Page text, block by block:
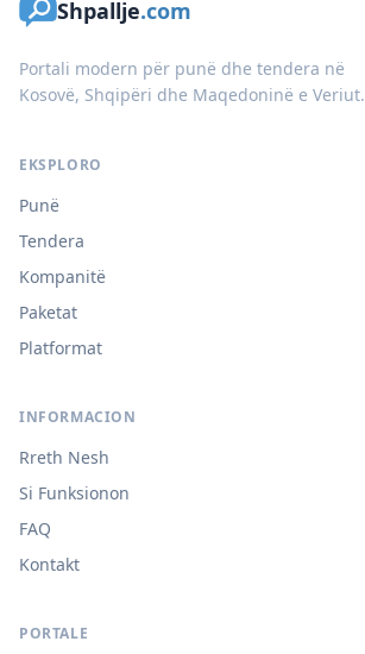
Shpallje.com
Portali modern për punë dhe tendera në
Kosovë, Shqipëri dhe Maqedoninë e Veriut.
EKSPLORO
Punë
Tendera
Kompanitë
Paketat
Platformat
INFORMACION
Rreth Nesh
Si Funksionon
FAQ
Kontakt
PORTALE